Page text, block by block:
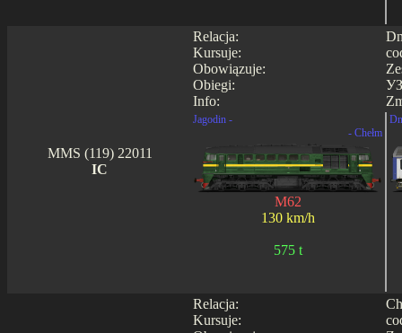
Relacja:
Kursuje:
Obowiązuje:
Obiegi:
Info:
MMS (119) 22011
IC
Jagodin -
- Chełm
M62
130 km/h
575 t
Relacja:
Kursuje: